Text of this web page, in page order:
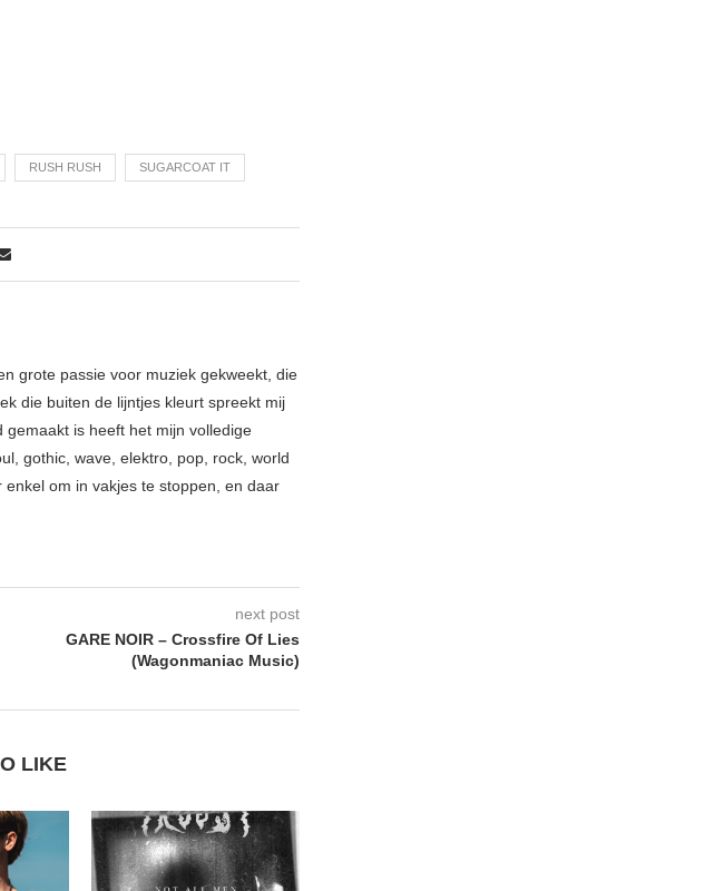
RUSH RUSH SUGARCOAT IT
grote passie voor muziek gekweekt, die
die buiten de lijntjes kleurt spreekt mij
is heeft het mijn volledige
gothic, wave, elektro, pop, rock, world
om in vakjes te stoppen, en daar
next post
GARE NOIR – Crossfire Of Lies
(Wagonmaniac Music)
LIKE